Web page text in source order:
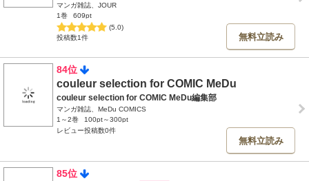
マンガ雑誌、JOUR
1巻
609pt
(5.0)
投稿数1件
無料立読み
84位
couleur selection for COMIC MeDu
couleur selection for COMIC MeDu編集部
マンガ雑誌、MeDu COMICS
1～2巻
100pt～300pt
レビュー投稿数0件
無料立読み
85位